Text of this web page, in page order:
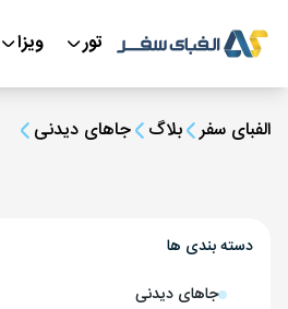
تور ویزا
الفبای سفر بلاگ جاهای دیدنی
دسته بندی ها
جاهای دیدنی